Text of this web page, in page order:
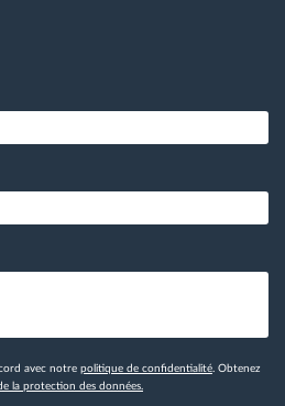
avec notre politique de confidentialité . Obtenez
la protection des données.